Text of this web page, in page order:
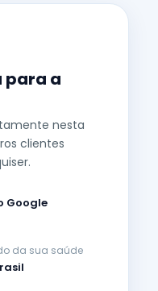
para a
nesta
clientes
Google
da sua saúde